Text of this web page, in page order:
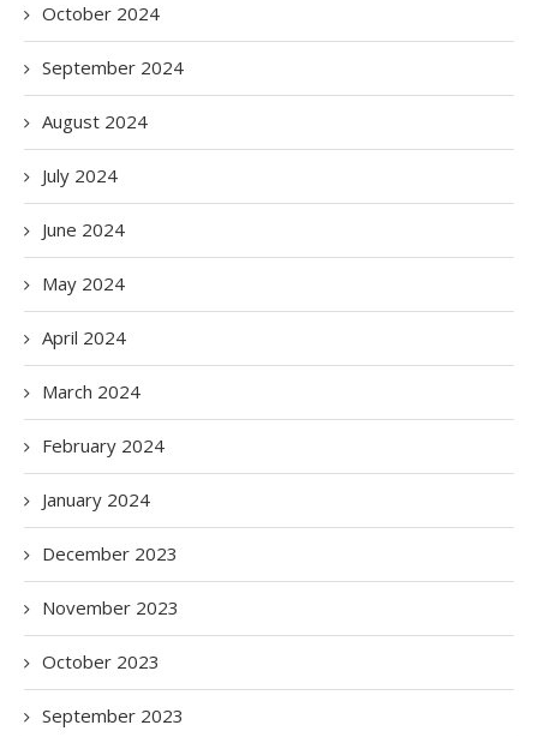
October 2024
September 2024
August 2024
July 2024
June 2024
May 2024
April 2024
March 2024
February 2024
January 2024
December 2023
November 2023
October 2023
September 2023